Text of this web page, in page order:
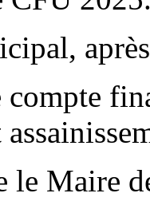
compte
le Maire